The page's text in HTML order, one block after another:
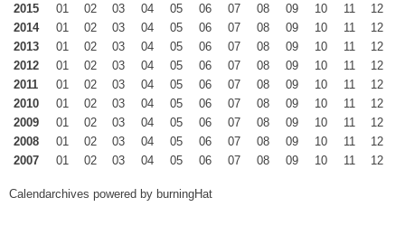
2015
01 02 03 04 05 06 07 08 09 10 11
12
2014
01 02 03 04 05 06 07 08 09 10 11
12
2013
01 02 03 04 05 06 07 08 09 10 11
12
2012
01 02 03 04 05 06 07 08 09 10 11
12
2011
01 02 03 04 05 06 07 08 09 10 11
12
2010
01 02 03 04 05 06 07 08 09 10 11
12
2009
01 02 03 04 05 06 07 08 09 10 11
12
2008
01 02 03 04 05 06 07 08 09 10 11
12
2007
01 02 03 04 05 06 07 08 09 10 11 12
Calendarchives powered by burningHat